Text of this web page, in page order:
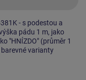
- s podestou a
pádu 1 m, jako
"HNÍZDO" (průměr 1
varianty